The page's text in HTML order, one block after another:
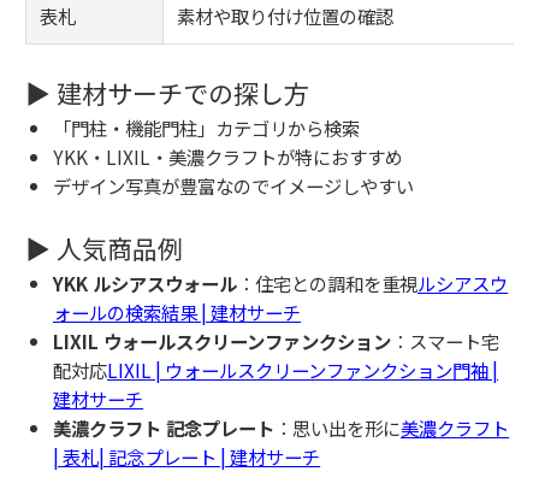
表札 素材や取り付け位置の確認
▶ 建材サーチでの探し方
「門柱・機能門柱」カテゴリから検索
YKK・LIXIL・美濃クラフトが特におすすめ
デザイン写真が豊富なのでイメージしやすい
▶ 人気商品例
YKK ルシアスウォール ：住宅との調和を重視ルシアスウ
ォールの検索結果 | 建材サーチ
LIXIL ウォールスクリーンファンクション ：スマート宅
配対応LIXIL | ウォールスクリーンファンクション門袖 |
建材サーチ
美濃クラフト 記念プレート ：思い出を形に美濃クラフト
| 表札| 記念プレート | 建材サーチ